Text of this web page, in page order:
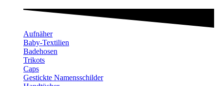
Aufnäher
Baby-Textilien
Badehosen
Trikots
Caps
Gestickte Namensschilder